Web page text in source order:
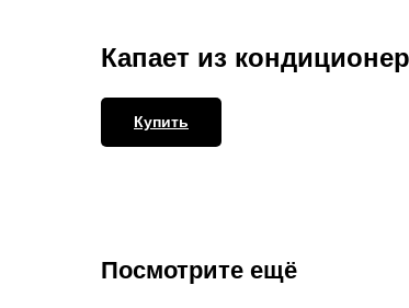
Капает из
Купить
Посмотрите ещё